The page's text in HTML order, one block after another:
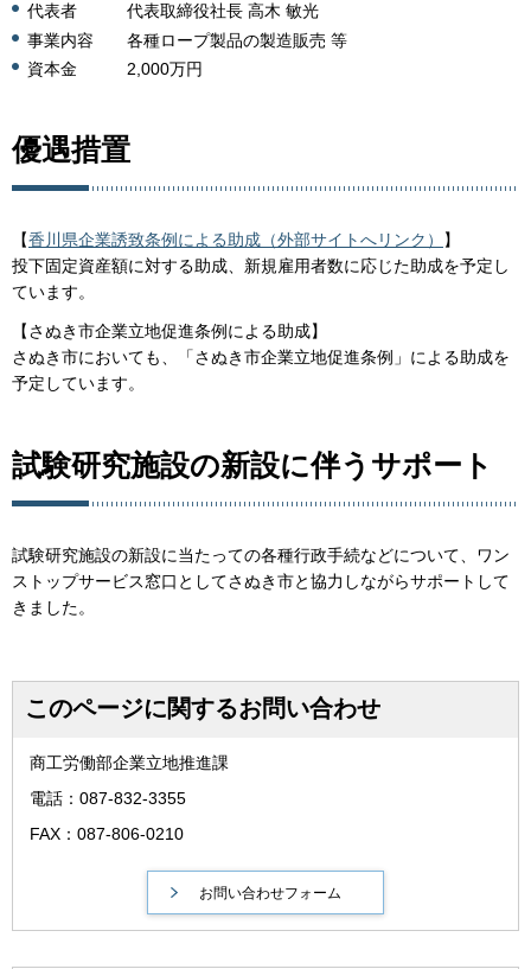
代表者 代表取締役社長 高木 敏光
事業内容 各種ロープ製品の製造販売 等
資本金 2,000万円
優遇措置
【香川県企業誘致条例による助成（外部サイトへリンク）
】
投下固定資産額に対する助成、新規雇用者数に応じた助成を予定し
ています。
【さぬき市企業立地促進条例による助成】
さぬき市においても、「さぬき市企業立地促進条例」による助成を
予定しています。
試験研究施設の新設に伴うサポート
試験研究施設の新設に当たっての各種行政手続などについて、ワン
ストップサービス窓口としてさぬき市と協力しながらサポートして
きました。
このページに関するお問い合わせ
商工労働部企業立地推進課
電話：087-832-3355
FAX：087-806-0210